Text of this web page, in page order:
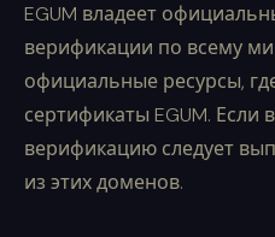
EGUM владеет
верификации по всему
официальные ресурсы,
сертификаты EGUM. Если
верификацию следует
из этих доменов.